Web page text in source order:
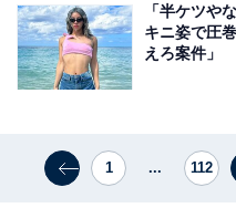
「半ケツや
キニ姿で圧
えろ案件」
1 ... 112